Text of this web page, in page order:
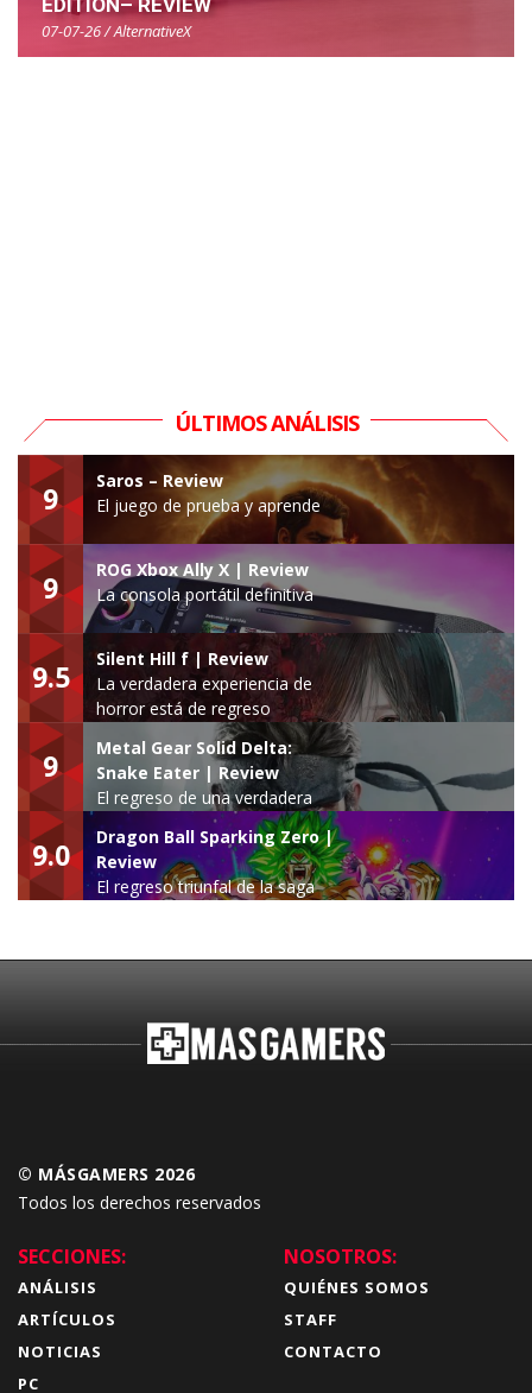
07-07-26 / AlternativeX
ÚLTIMOS ANÁLISIS
9
Saros – Review
El juego de prueba y aprende
9
ROG Xbox Ally X | Review
La consola portátil definitiva
9.5
Silent Hill f | Review
La verdadera experiencia de
horror está de regreso
9
Metal Gear Solid Delta:
Snake Eater | Review
El regreso de una verdadera
leyenda
9.0
Dragon Ball Sparking Zero |
Review
El regreso triunfal de la saga
© MÁSGAMERS 2026
Todos los derechos reservados
SECCIONES:
ANÁLISIS
ARTÍCULOS
NOTICIAS
PC
NOSOTROS:
QUIÉNES SOMOS
STAFF
CONTACTO